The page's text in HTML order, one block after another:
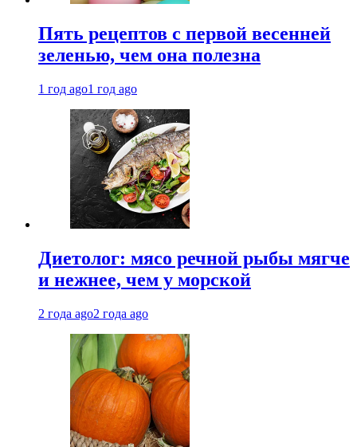
Пять рецептов с первой весенней
зеленью, чем она полезна
1 год ago1 год ago
Диетолог: мясо речной рыбы мягче
и нежнее, чем у морской
2 года ago2 года ago